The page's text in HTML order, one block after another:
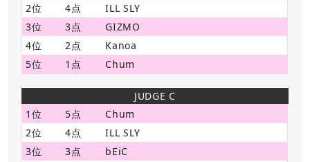
2位
4点
ILL SLY
3位
3点
GIZMO
4位
2点
Kanoa
5位
1点 Chum
JUDGE C
1位
5点
Chum
2位
4点
ILL SLY
3位
3点 bEiC